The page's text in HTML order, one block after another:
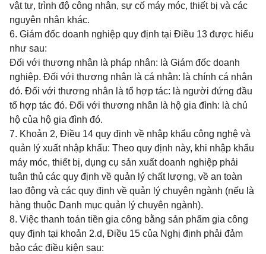
vật tư, trình độ công nhân, sự cố máy móc, thiết bị và các
nguyên nhân khác.
6. Giám đốc doanh nghiệp quy định tại Điều 13 được hiểu
như sau:
Đối với thương nhân là pháp nhân: là Giám đốc doanh
nghiệp. Đối với thương nhân là cá nhân: là chính cá nhân
đó. Đối với thương nhân là tổ hợp tác: là người đứng đầu
tổ hợp tác đó. Đối với thương nhân là hộ gia đình: là chủ
hộ của hộ gia đình đó.
7. Khoản 2, Điều 14 quy định về nhập khẩu công nghệ và
quản lý xuất nhập khẩu: Theo quy định này, khi nhập khẩu
máy móc, thiết bị, dụng cụ sản xuất doanh nghiệp phải
tuân thủ các quy định về quản lý chất lượng, về an toàn
lao động và các quy định về quản lý chuyên ngành (nếu là
hàng thuộc Danh mục quản lý chuyên ngành).
8. Việc thanh toán tiền gia công bằng sản phẩm gia công
quy định tại khoản 2.d, Điều 15 của Nghị định phải đảm
bảo các điều kiện sau: